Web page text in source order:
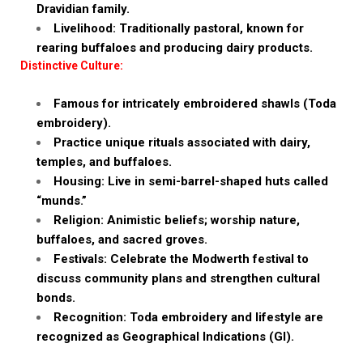
Dravidian family.
Livelihood: Traditionally pastoral, known for
rearing buffaloes and producing dairy products.
Distinctive Culture:
Famous for intricately embroidered shawls (Toda
embroidery).
Practice unique rituals associated with dairy,
temples, and buffaloes.
Housing: Live in semi-barrel-shaped huts called
“munds.”
Religion: Animistic beliefs; worship nature,
buffaloes, and sacred groves.
Festivals: Celebrate the Modwerth festival to
discuss community plans and strengthen cultural
bonds.
Recognition: Toda embroidery and lifestyle are
recognized as Geographical Indications (GI).